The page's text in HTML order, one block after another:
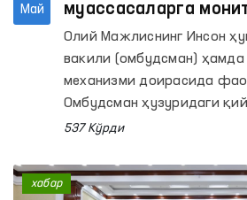
Май
муассасаларга
ташрифлари амалга
Олий Мажлиснинг Инсон
вакили (омбудсман) ҳамда
механизми доирасида
Омбудсман ҳузуридаги
ҳолларининг олдини олиш
вилоятидаги
чекланган шахслар
537 Кўрди
хабар